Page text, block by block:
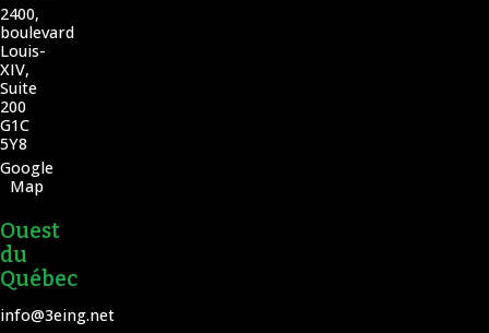
2400,
boulevard
Louis-
XIV,
Suite
200
G1C
5Y8
Google
Map
Ouest
du
Québec
info@3eing.net